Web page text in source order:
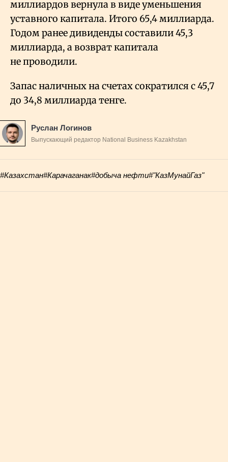
миллиардов вернула в виде уменьшения
уставного капитала. Итого 65,4 миллиарда.
Годом ранее дивиденды составили 45,3
миллиарда, а возврат капитала
не проводили.
Запас наличных на счетах сократился с 45,7
до 34,8 миллиарда тенге.
Руслан Логинов
Выпускающий редактор National Business Kazakhstan
#Казахстан#Карачаганак#добыча нефти#"КазМунайГаз"